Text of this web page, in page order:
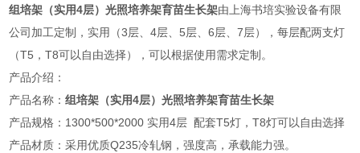
组培架（实用4层）光照培养架育苗生长架由上海书培实验设备有限
公司加工定制，实用（3层、4层、5层、6层、7层），每层配两支灯
（T5，T8可以自由选择），可以根据使用需求定制。
产品介绍：
产品名称：组培架（实用4层）光照培养架育苗生长架
产品规格：1300*500*2000 实用4层 配套T5灯，T8灯可以自由选择
产品材质：采用优质Q235冷轧钢，强度高，承载能力强。